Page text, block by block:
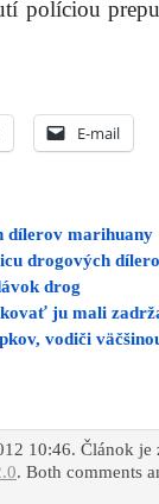
políciou
E-mail
dílerov marihuany
drogových
drog
ju mali
vodiči
10:46. Článok je
. Both comments